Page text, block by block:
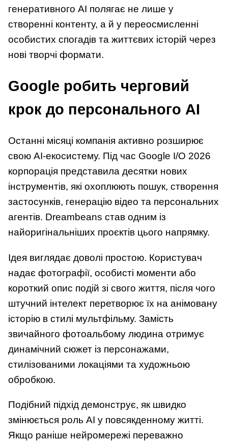
генеративного AI полягає не лише у
створенні контенту, а й у переосмисленні
особистих спогадів та життєвих історій через
нові творчі формати.
Google робить черговий
крок до персонального AI
Останні місяці компанія активно розширює
свою AI-екосистему. Під час Google I/O 2026
корпорація представила десятки нових
інструментів, які охоплюють пошук, створення
застосунків, генерацію відео та персональних
агентів. Dreambeans став одним із
найоригінальніших проєктів цього напрямку.
Ідея виглядає доволі простою. Користувач
надає фотографії, особисті моменти або
короткий опис подій зі свого життя, після чого
штучний інтелект перетворює їх на анімовану
історію в стилі мультфільму. Замість
звичайного фотоальбому людина отримує
динамічний сюжет із персонажами,
стилізованими локаціями та художньою
обробкою.
Подібний підхід демонструє, як швидко
змінюється роль AI у повсякденному житті.
Якщо раніше нейромережі переважно